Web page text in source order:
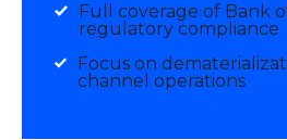
Full coverage of Bank
regulatory compliance
Focus on
channel operations